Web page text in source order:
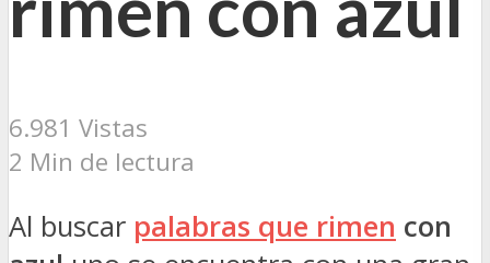
6.981 Vistas
2 Min de lectura
Al buscar palabras que rimen con